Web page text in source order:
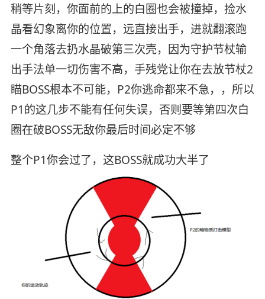
稍等片刻，你面前的上的白圈也会被撞掉，捡水
晶看幻象离你的位置，远直接出手，进就翻滚跑
一个角落去扔水晶破第三次壳，因为守护节杖输
出手法单一切伤害不高，手残党让你在去放节杖2
瞄BOSS根本不可能，P2你逃命都来不急，，所以
P1的这几步不能有任何失误，否则要等第四次白
圈在破BOSS无敌你最后时间必定不够
整个P1你会过了，这BOSS就成功大半了